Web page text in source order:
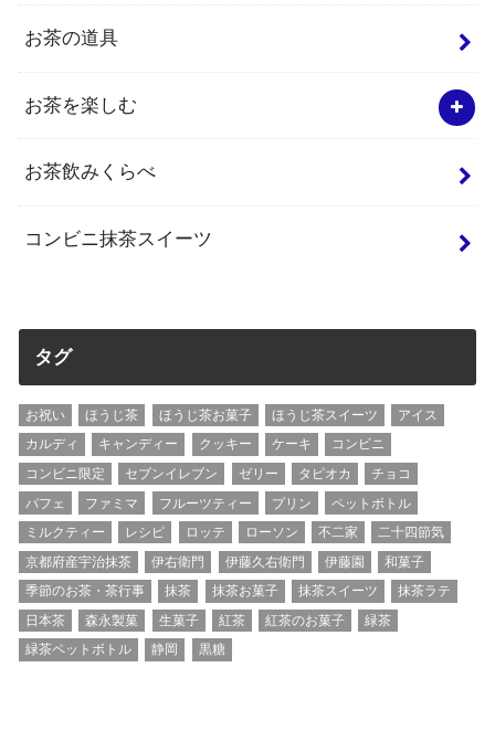
お茶の道具
お茶を楽しむ
お茶飲みくらべ
コンビニ抹茶スイーツ
タグ
お祝い ほうじ茶 ほうじ茶お菓子 ほうじ茶スイーツ
アイス
カルディ
キャンディー クッキー ケーキ
コンビニ
コンビニ限定
セブンイレブン ゼリー タピオカ
チョコ
パフェ
ファミマ フルーツティー プリン
ペットボトル
ミルクティー
レシピ ロッテ ローソン 不二家
二十四節気
京都府産宇治抹茶
伊右衛門 伊藤久右衛門 伊藤園
和菓子
季節のお茶・茶行事
抹茶 抹茶お菓子 抹茶スイーツ
抹茶ラテ
日本茶
森永製菓 生菓子 紅茶 紅茶のお菓子
緑茶
緑茶ペットボトル
静岡 黒糖